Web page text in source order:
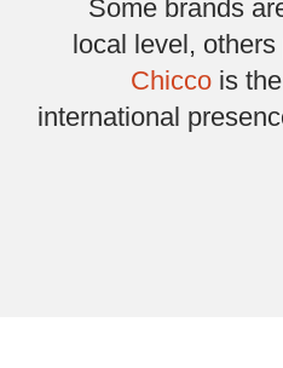
Some brands
local level, others
Chicco is
international